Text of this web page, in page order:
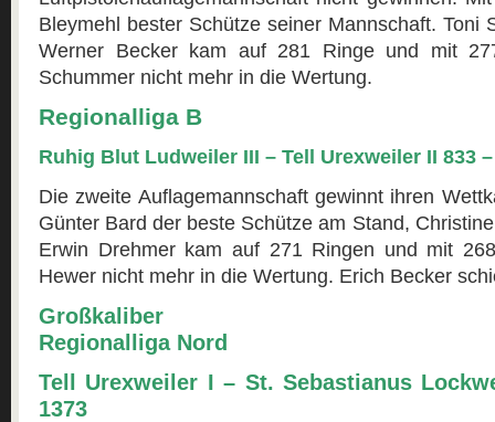
Bleymehl bester Schütze seiner Mannschaft. Toni
Werner Becker kam auf 281 Ringe und mit
Schummer nicht mehr in die Wertung.
Regionalliga B
Ruhig Blut Ludweiler III – Tell Urexweiler II 833
Die zweite Auflagemannschaft gewinnt ihren
Günter Bard der beste Schütze am Stand,
Erwin Drehmer kam auf 271 Ringen und mit
Hewer nicht mehr in die Wertung. Erich Becker
Großkaliber
Regionalliga Nord
Tell Urexweiler I – St. Sebastianus
1373